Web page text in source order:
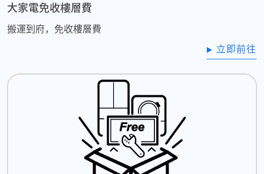
大家電免收樓層費
搬運到府，免收樓層費
立即前往